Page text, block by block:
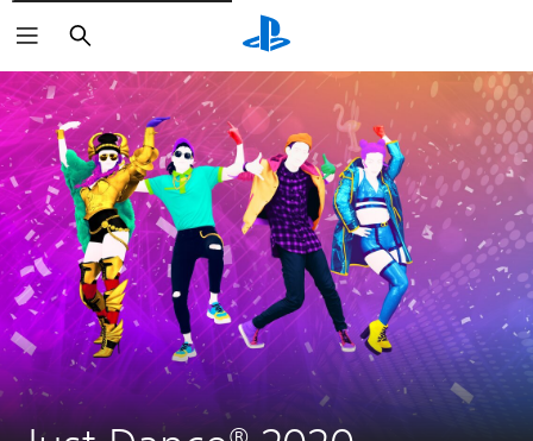
Buscar